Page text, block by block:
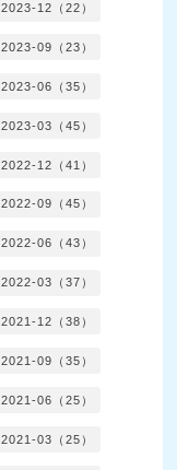
2023-12（22）
2023-09（23）
2023-06（35）
2023-03（45）
2022-12（41）
2022-09（45）
2022-06（43）
2022-03（37）
2021-12（38）
2021-09（35）
2021-06（25）
2021-03（25）